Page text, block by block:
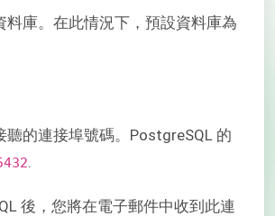
料庫。在此情況下，預設資料庫為
聽的連接埠號碼。PostgreSQL 的
.
後，您將在電子郵件中收到此連